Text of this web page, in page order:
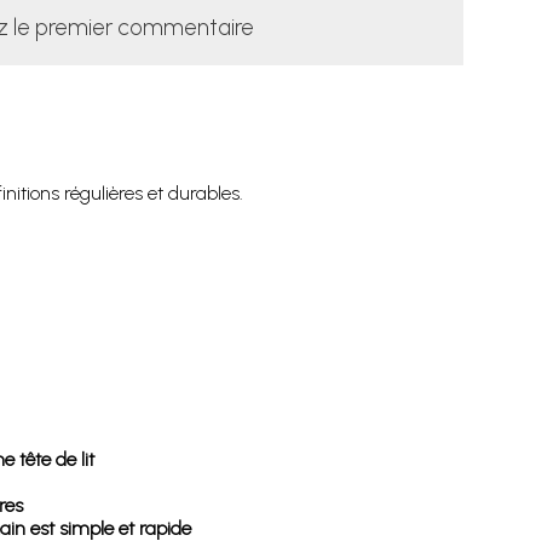
le premier commentaire
régulières et durables.
tête de lit
est simple et rapide